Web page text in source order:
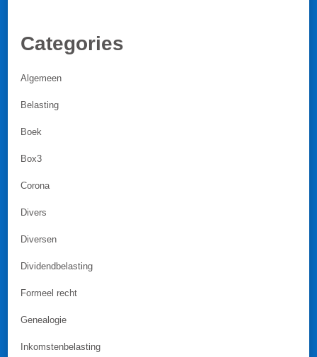
Categories
Algemeen
Belasting
Boek
Box3
Corona
Divers
Diversen
Dividendbelasting
Formeel recht
Genealogie
Inkomstenbelasting